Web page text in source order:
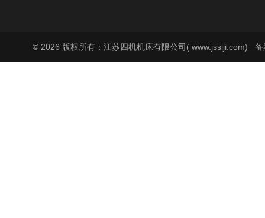
© 2026 版权所有：江苏四机机床有限公司( www.jssiji.com) 备